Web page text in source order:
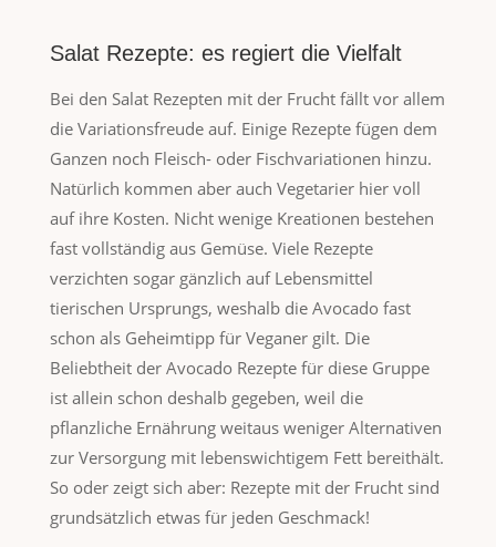
Salat Rezepte: es regiert die Vielfalt
Bei den Salat Rezepten mit der Frucht fällt vor allem
die Variationsfreude auf. Einige Rezepte fügen dem
Ganzen noch Fleisch- oder Fischvariationen hinzu.
Natürlich kommen aber auch Vegetarier hier voll
auf ihre Kosten. Nicht wenige Kreationen bestehen
fast vollständig aus Gemüse. Viele Rezepte
verzichten sogar gänzlich auf Lebensmittel
tierischen Ursprungs, weshalb die Avocado fast
schon als Geheimtipp für Veganer gilt. Die
Beliebtheit der Avocado Rezepte für diese Gruppe
ist allein schon deshalb gegeben, weil die
pflanzliche Ernährung weitaus weniger Alternativen
zur Versorgung mit lebenswichtigem Fett bereithält.
So oder zeigt sich aber: Rezepte mit der Frucht sind
grundsätzlich etwas für jeden Geschmack!